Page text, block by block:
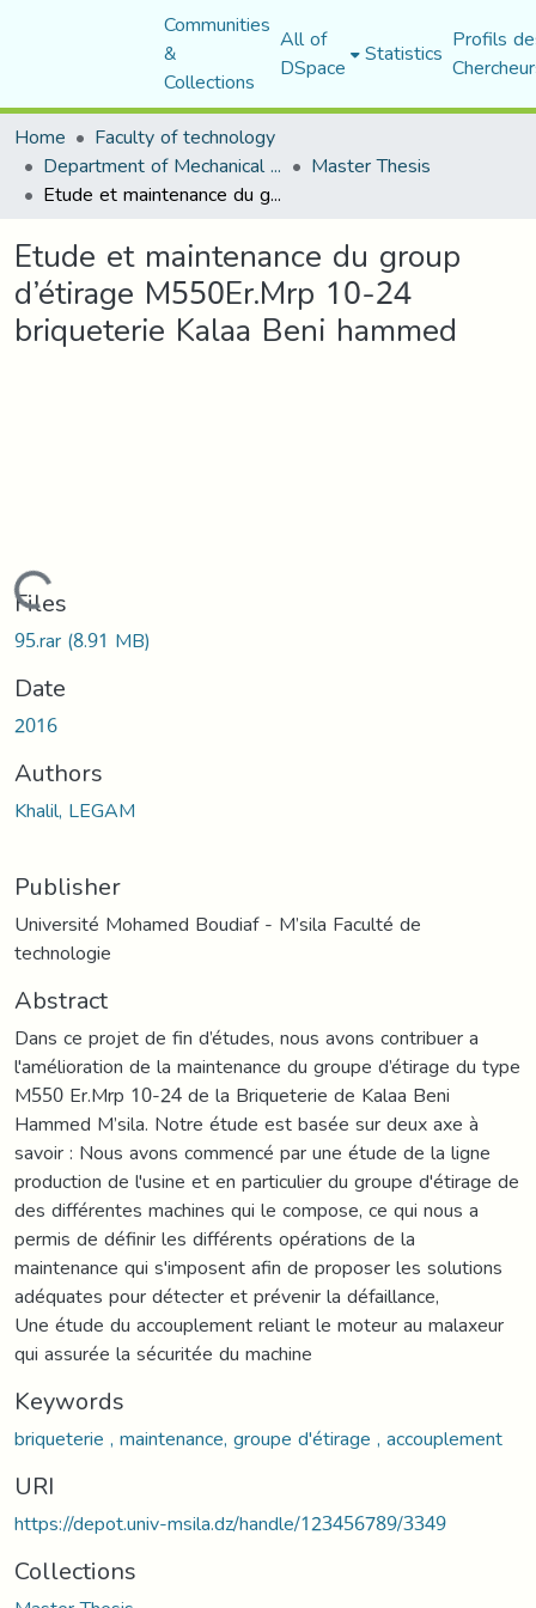
Communities
&
Collections
All of
DSpace Statistics Profils
Home
Faculty of technology
Department of Mechanical Engineering Master Thesis
Etude et maintenance du group d’étirage M550Er.Mrp 10-24 briqueterie Kalaa Beni hammed
Etude et maintenance du group
d’étirage M550Er.Mrp 10-24
briqueterie Kalaa Beni hammed
Loading...
Files
95.rar(8.91 MB)
Date
2016
Authors
Khalil, LEGAM
Publisher
Université Mohamed Boudiaf - M’sila Faculté de
technologie
Abstract
Dans ce projet de fin d’études, nous avons contribuer a
l'amélioration de la maintenance du groupe d’étirage du type
M550 Er.Mrp 10-24 de la Briqueterie de Kalaa Beni
Hammed M’sila. Notre étude est basée sur deux axe à
savoir : Nous avons commencé par une étude de la ligne
production de l'usine et en particulier du groupe d'étirage de
des différentes machines qui le compose, ce qui nous a
permis de définir les différents opérations de la
maintenance qui s'imposent afin de proposer les solutions
adéquates pour détecter et prévenir la défaillance,
Une étude du accouplement reliant le moteur au malaxeur
qui assurée la sécuritée du machine
Keywords
briqueterie , maintenance, groupe d'étirage , accouplement
URI
https://depot.univ-msila.dz/handle/123456789/3349
Collections